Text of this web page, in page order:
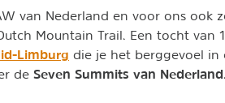
van Nederland en voor ons ook
Mountain Trail. Een tocht van
Limburg die je het berggevoel in
de Seven Summits van Nederland.